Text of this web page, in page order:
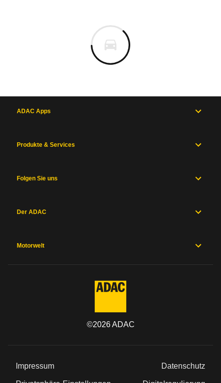
ADAC Apps
Produkte & Services
Folgen Sie uns
Der ADAC
Motorwelt
©2026ADAC
Impressum Datenschutz